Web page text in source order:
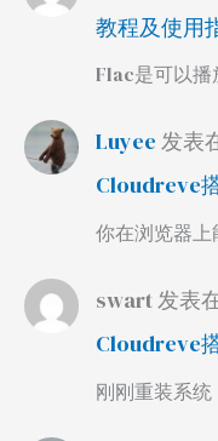
教程及使用
Flac是可以
Luyee 发表
Cloudreve
你在浏览器
swart发表
Cloudreve
刚刚重装系